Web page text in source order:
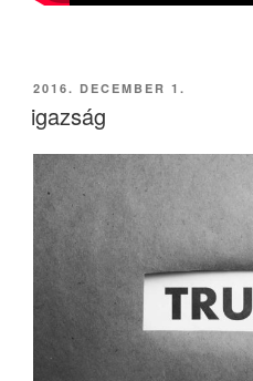
BEKÜLDVE:
2016. DECEMBER 1.
igazság